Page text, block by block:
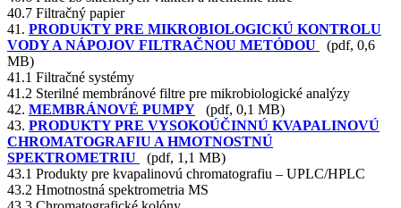
40.7 Filtračný papier
41. PRODUKTY PRE MIKROBIOLOGICKÚ KONTROLU
VODY A NÁPOJOV FILTRAČNOU METÓDOU
(pdf, 0,6
MB)
41.1 Filtračné systémy
41.2 Sterilné membránové filtre pre mikrobiologické analýzy
42. MEMBRÁNOVÉ PUMPY (pdf, 0,1 MB)
43. PRODUKTY PRE VYSOKOÚČINNÚ KVAPALINOVÚ
CHROMATOGRAFIU A HMOTNOSTNÚ
SPEKTROMETRIU
(pdf, 1,1 MB)
43.1 Produkty pre kvapalinovú chromatografiu – UPLC/HPLC
43.2 Hmotnostná spektrometria MS